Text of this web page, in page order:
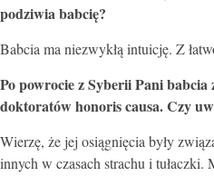
podziwia babcię?
Babcia ma niezwykłą intuicję. Z
Po powrocie z Syberii Pani
doktoratów honoris causa. Czy
Wierzę, że jej osiągnięcia były
innych w czasach strachu i tułaczki.